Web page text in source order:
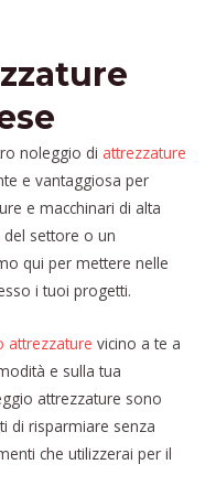
noleggio di attrezzature
e vantaggiosa per
e macchinari di alta
settore o un
qui per mettere nelle
i tuoi progetti.
attrezzature vicino a te a
e sulla tua
attrezzature sono
di risparmiare senza
che utilizzerai per il